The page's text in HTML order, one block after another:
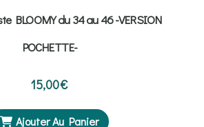
BLOOMY du 34 au 46 -VERSION
POCHETTE-
15,00€
Ajouter Au Panier